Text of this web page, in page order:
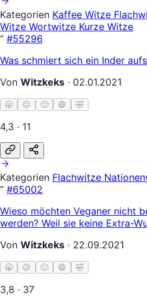
Kategorien Kaffee Witze
Witze Wortwitze Kurze Witze
“ #55296
Was schmiert sich ein Inder
Von Witzkeks · 02.01.2021
🥱 😐 🙂 😄 🤣
4,3 · 11
Kategorien Flachwitze
“ #65002
Wieso möchten Veganer nicht
werden? Weil sie keine Extra-
Von Witzkeks · 22.09.2021
🥱 😐 🙂 😄 🤣
3,8 · 37